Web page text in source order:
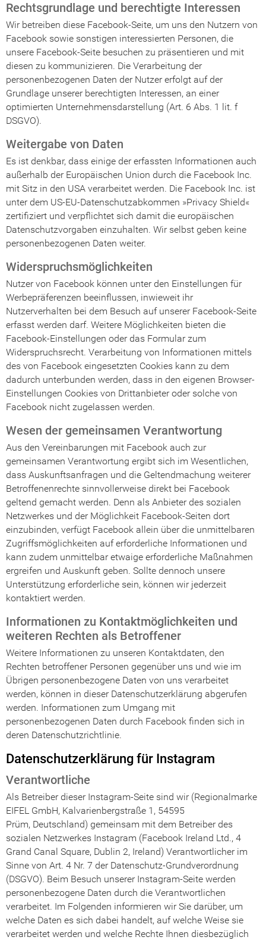
Rechtsgrundlage und berechtigte Interessen
Wir betreiben diese Facebook-Seite, um uns den Nutzern von
Facebook sowie sonstigen interessierten Personen, die
unsere Facebook-Seite besuchen zu präsentieren und mit
diesen zu kommunizieren. Die Verarbeitung der
personenbezogenen Daten der Nutzer erfolgt auf der
Grundlage unserer berechtigten Interessen, an einer
optimierten Unternehmensdarstellung (Art. 6 Abs. 1 lit. f
DSGVO).
Weitergabe von Daten
Es ist denkbar, dass einige der erfassten Informationen auch
außerhalb der Europäischen Union durch die Facebook Inc.
mit Sitz in den USA verarbeitet werden. Die Facebook Inc. ist
unter dem US-EU-Datenschutzabkommen »Privacy Shield«
zertifiziert und verpflichtet sich damit die europäischen
Datenschutzvorgaben einzuhalten. Wir selbst geben keine
personenbezogenen Daten weiter.
Widerspruchsmöglichkeiten
Nutzer von Facebook können unter den Einstellungen für
Werbepräferenzen beeinflussen, inwieweit ihr
Nutzerverhalten bei dem Besuch auf unserer Facebook-Seite
erfasst werden darf. Weitere Möglichkeiten bieten die
Facebook-Einstellungen oder das Formular zum
Widerspruchsrecht. Verarbeitung von Informationen mittels
des von Facebook eingesetzten Cookies kann zu dem
dadurch unterbunden werden, dass in den eigenen Browser-
Einstellungen Cookies von Drittanbieter oder solche von
Facebook nicht zugelassen werden.
Wesen der gemeinsamen Verantwortung
Aus den Vereinbarungen mit Facebook auch zur
gemeinsamen Verantwortung ergibt sich im Wesentlichen,
dass Auskunftsanfragen und die Geltendmachung weiterer
Betroffenenrechte sinnvollerweise direkt bei Facebook
geltend gemacht werden. Denn als Anbieter des sozialen
Netzwerkes und der Möglichkeit Facebook-Seiten dort
einzubinden, verfügt Facebook allein über die unmittelbaren
Zugriffsmöglichkeiten auf erforderliche Informationen und
kann zudem unmittelbar etwaige erforderliche Maßnahmen
ergreifen und Auskunft geben. Sollte dennoch unsere
Unterstützung erforderliche sein, können wir jederzeit
kontaktiert werden.
Informationen zu Kontaktmöglichkeiten und
weiteren Rechten als Betroffener
Weitere Informationen zu unseren Kontaktdaten, den
Rechten betroffener Personen gegenüber uns und wie im
Übrigen personenbezogene Daten von uns verarbeitet
werden, können in dieser Datenschutzerklärung abgerufen
werden. Informationen zum Umgang mit
personenbezogenen Daten durch Facebook finden sich in
deren Datenschutzrichtlinie.
Datenschutzerklärung für Instagram
Verantwortliche
Als Betreiber dieser Instagram-Seite sind wir (Regionalmarke
EIFEL GmbH, Kalvarienbergstraße 1, 54595
Prüm, Deutschland) gemeinsam mit dem Betreiber des
sozialen Netzwerkes Instagram (Facebook Ireland Ltd., 4
Grand Canal Square, Dublin 2, Ireland) Verantwortlicher im
Sinne von Art. 4 Nr. 7 der Datenschutz-Grundverordnung
(DSGVO). Beim Besuch unserer Instagram-Seite werden
personenbezogene Daten durch die Verantwortlichen
verarbeitet. Im Folgenden informieren wir Sie darüber, um
welche Daten es sich dabei handelt, auf welche Weise sie
verarbeitet werden und welche Rechte Ihnen diesbezüglich